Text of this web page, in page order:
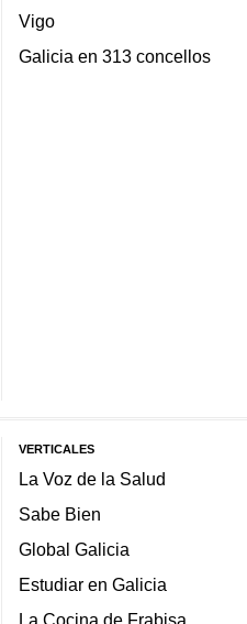
Vigo
Galicia en 313 concellos
VERTICALES
La Voz de la Salud
Sabe Bien
Global Galicia
Estudiar en Galicia
La Cocina de Frabisa